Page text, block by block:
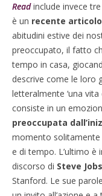
Read include invece
è un recente articolo
abitudini estive dei
preoccupato, il fatto
tempo in casa,
descrive come le loro
letteralmente ‘una
consiste in un
preoccupata
momento solitamente
e di tempo. L’ultimo
discorso di Steve Jobs
Stanford. Le sue